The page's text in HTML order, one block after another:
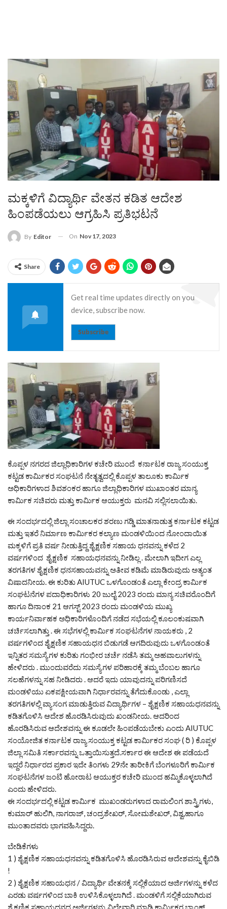
ಮಕ್ಕಳಿಗೆ ವಿದ್ಯಾರ್ಥಿ ವೇತನ ಕಡಿತ ಆದೇಶ
ಹಿಂಪಡೆಯಲು ಆಗ್ರಹಿಸಿ ಪ್ರತಿಭಟನೆ
By Editor On Nov 17, 2023
Share
Get real time updates directly on you
device, subscribe now.
Subscribe
ಕೊಪ್ಪಳ ನಗರದ ಜಿಲ್ಲಾಧಿಕಾರಿಗಳ ಕಚೇರಿ ಮುಂದೆ ಕರ್ನಾಟಕ ರಾಜ್ಯ ಸಂಯುಕ್ತ
ಕಟ್ಟಡ ಕಾರ್ಮಿಕರ ಸಂಘಟನೆ ನೇತೃತ್ವದಲ್ಲಿ ಕೊಪ್ಪಳ ತಾಲೂಕು ಕಾರ್ಮಿಕ
ಅಧಿಕಾರಿಗಳಾದ ಶಿವಶಂಕರ ಹಾಗೂ ಜಿಲ್ಲಾಧಿಕಾರಿಗಳ ಮುಖಾಂತರ ಮಾನ್ಯ
ಕಾರ್ಮಿಕ ಸಚಿವರು ಮತ್ತು ಕಾರ್ಮಿಕ ಆಯುಕ್ತರು ಮನವಿ ಸಲ್ಲಿಸಲಾಯಿತು.
ಈ ಸಂದರ್ಭದಲ್ಲಿ ಜಿಲ್ಲಾ ಸಂಚಾಲಕರ ಶರಣು ಗಡ್ಡಿ ಮಾತನಾಡುತ್ತ ಕರ್ನಾಟಕ ಕಟ್ಟಡ
ಮತ್ತು ಇತರೆ ನಿರ್ಮಾಣ ಕಾರ್ಮಿಕರ ಕಲ್ಯಾಣ ಮಂಡಳಿಯಿಂದ ನೋಂದಾಯಿತ
ಮಕ್ಕಳಿಗೆ ಪ್ರತಿ ವರ್ಷ ನೀಡುತ್ತಿದ್ದ ಶೈಕ್ಷಣಿಕ ಸಹಾಯ ಧನವನ್ನು ಕಳೆದ 2
ವರ್ಷಗಳಿಂದ ಶೈಕ್ಷಣಿಕ ಸಹಾಯಧನವನ್ನು ನೀಡಿಲ್ಲ . ಮೇಲಾಗಿ ಇದೀಗ ಎಲ್ಲ
ತರಗತಿಗಳ ಶೈಕ್ಷಣಿಕ ಧನಸಹಾಯವನ್ನು ಅತೀವ ಕಡಿಮೆ ಮಾಡಿರುವುದು ಅತ್ಯಂತ
ವಿಷಾದನೀಯ. ಈ ಕುರಿತು AIUTUC ಒಳಗೊಂಡಂತೆ ಎಲ್ಲಾ ಕೇಂದ್ರ ಕಾರ್ಮಿಕ
ಸಂಘಟನೆಗಳ ಪದಾಧಿಕಾರಿಗಳು 20 ಜುಲೈ 2023 ರಂದು ಮಾನ್ಯ ಸಚಿವರೊಂದಿಗೆ
ಹಾಗೂ ದಿನಾಂಕ 21 ಆಗಸ್ಟ್ 2023 ರಂದು ಮಂಡಳಿಯ ಮುಖ್ಯ
ಕಾರ್ಯನಿರ್ವಾಹಕ ಅಧಿಕಾರಿಗಳೊಂದಿಗೆ ನಡೆದ ಸಭೆಯಲ್ಲಿ ಕೂಲಂಕುಷವಾಗಿ
ಚರ್ಚಿಸಲಾಗಿತ್ತು . ಈ ಸಭೆಗಳಲ್ಲಿ ಕಾರ್ಮಿಕ ಸಂಘಟನೆಗಳ ನಾಯಕರು , 2
ವರ್ಷಗಳಿಂದ ಶೈಕ್ಷಣಿಕ ಸಹಾಯಧನ ಬಿಡುಗಡೆ ಆಗದಿರುವುದು ಒಳಗೊಂಡಂತೆ
ಇನ್ನಿತರ ಸಮಸ್ಯೆಗಳ ಕುರಿತು ಗಂಭೀರ ಚರ್ಚೆ ನಡೆಸಿ ತಮ್ಮ ಅಹವಾಲುಗಳನ್ನು
ಹೇಳಿದರು . ಮುಂದುವರೆದು ಸಮಸ್ಯೆಗಳ ಪರಿಹಾರಕ್ಕೆ ತಮ್ಮ ಬೆಂಬಲ ಹಾಗೂ
ಸಲಹೆಗಳನ್ನು ಸಹ ನೀಡಿದರು . ಆದರೆ ಇದು ಯಾವುದನ್ನು ಪರಿಗಣಿಸದೆ
ಮಂಡಳಿಯು ಏಕಪಕ್ಷೀಯವಾಗಿ ನಿರ್ಧಾರವನ್ನು ತೆಗೆದುಕೊಂಡು , ಎಲ್ಲಾ
ತರಗತಿಗಳಲ್ಲಿ ವ್ಯಾಸಂಗ ಮಾಡುತ್ತಿರುವ ವಿದ್ಯಾರ್ಥಿಗಳ – ಶೈಕ್ಷಣಿಕ ಸಹಾಯಧನವನ್ನು
ಕಡಿತಗೊಳಿಸಿ ಆದೇಶ ಹೊರಡಿಸಿರುವುದು ಖಂಡನೀಯ. ಆದರಿಂದ
ಹೊರಡಿಸಿರುವ ಆದೇಶವನ್ನು ಈ ಕೂಡಲೇ ಹಿಂಪಡೆಯಬೇಕು ಎಂದು AIUTUC
ಸಂಯೋಜಿತ ಕರ್ನಾಟಕ ರಾಜ್ಯ ಸಂಯುಕ್ತ ಕಟ್ಟಡ ಕಾರ್ಮಿಕರ ಸಂಘ ( ರಿ ) ಕೊಪ್ಪಳ
ಜಿಲ್ಲಾ ಸಮಿತಿ ಸರ್ಕಾರವನ್ನು ಒತ್ತಾಯಿಸುತ್ತದೆ.ಸರ್ಕಾರ ಈ ಆದೇಶ ಈ ಪಡೆಯದೆ
ಇದ್ದರೆ ನಿರ್ಧಾರದ ಪ್ರಕಾರ ಇದೇ ತಿಂಗಳು 29ನೇ ತಾರೀಕಿಗೆ ಬೆಂಗಳೂರಿಗೆ ಕಾರ್ಮಿಕ
ಸಂಘಟನೆಗಳ ಜಂಟಿ ಹೋರಾಟ ಆಯುಕ್ತರ ಕಚೇರಿ ಮುಂದ ಹಮ್ಮಿಕೊಳ್ಳಲಾಗಿದೆ
ಎಂದು ಹೇಳಿದರು.
ಈ ಸಂದರ್ಭದಲ್ಲಿ ಕಟ್ಟಡ ಕಾರ್ಮಿಕ ಮುಖಂಡರುಗಳಾದ ರಾಮಲಿಂಗ ಶಾಸ್ತ್ರಿಗಳು,
ಕುಮಾರ್ ಹುಲಿಗಿ, ನಾಗರಾಜ್, ಚಂದ್ರಶೇಖರ್, ಸೋಮಶೇಖರ್, ವಿಶ್ವ,ಹಾಗೂ
ಮುಂತಾದವರು ಭಾಗವಹಿಸಿದ್ದರು.
ಬೇಡಿಕೆಗಳು
1 ) ಶೈಕ್ಷಣಿಕ ಸಹಾಯಧನವನ್ನು ಕಡಿತಗೊಳಿಸಿ ಹೊರಡಿಸಿರುವ ಆದೇಶವನ್ನು ಕೈಬಿಡಿ
!
2 ) ಶೈಕ್ಷಣಿಕ ಸಹಾಯಧನ / ವಿದ್ಯಾರ್ಥಿ ವೇತನಕ್ಕೆ ಸಲ್ಲಿಕೆಯಾದ ಅರ್ಜಿಗಳನ್ನು ಕಳೆದ
ಎರಡು ವರ್ಷಗಳಿಂದ ಬಾಕಿ ಉಳಿಸಿಕೊಳ್ಳಲಾಗಿದೆ . ಮಂಡಳಿಗೆ ಸಲ್ಲಿಕೆಯಾಗಿರುವ
ಶೈಕ್ಷಣಿಕ ಸಹಾಯಧನದ ಅರ್ಜಿಗಳನ್ನು ವಿಲೇವಾರಿ ಮಾಡಿ ಕಾರ್ಮಿಕರ ಬ್ಯಾಂಕ್‌